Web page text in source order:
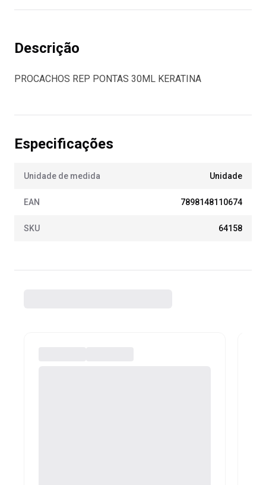
Descrição
PROCACHOS REP PONTAS 30ML KERATINA
Especificações
Unidade de medida Unidade
EAN 7898148110674
SKU 64158